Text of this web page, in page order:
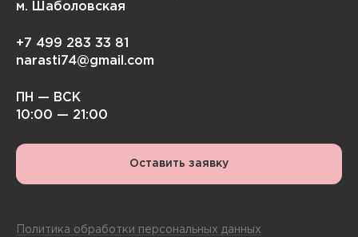
м. Шаболовская
+7 499 283 33 81
narasti74@gmail.com
ПН — ВСК
10:00 — 21:00
Оставить заявку
Политика обработки персональных данных